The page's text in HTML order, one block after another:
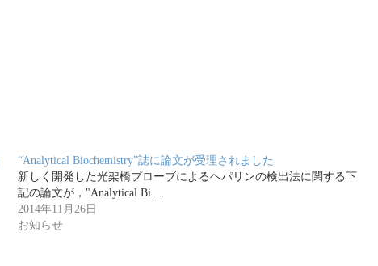
“Analytical Biochemistry”誌に論文が受理されました
新しく開発した光架橋プローブによるヘパリンの検出法に関する下
記の論文が，"Analytical Bi…
2014年11月26日
お知らせ